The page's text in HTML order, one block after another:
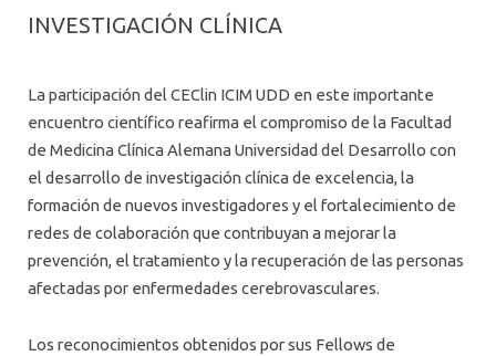
INVESTIGACIÓN CLÍNICA
La participación del CEClin ICIM UDD en este importante
encuentro científico reafirma el compromiso de la Facultad
de Medicina Clínica Alemana Universidad del Desarrollo con
el desarrollo de investigación clínica de excelencia, la
formación de nuevos investigadores y el fortalecimiento de
redes de colaboración que contribuyan a mejorar la
prevención, el tratamiento y la recuperación de las personas
afectadas por enfermedades cerebrovasculares.
Los reconocimientos obtenidos por sus Fellows de